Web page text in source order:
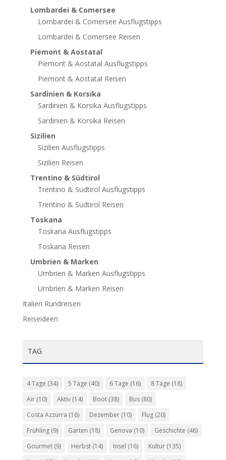
Lombardei & Comersee
Lombardei & Comersee Ausflugstipps
Lombardei & Comersee Reisen
Piemont & Aostatal
Piemont & Aostatal Ausflugstipps
Piemont & Aostatal Reisen
Sardinien & Korsika
Sardinien & Korsika Ausflugstipps
Sardinien & Korsika Reisen
Sizilien
Sizilien Ausflugstipps
Sizilien Reisen
Trentino & Südtirol
Trentino & Südtirol Ausflugstipps
Trentino & Südtirol Reisen
Toskana
Toskana Ausflugstipps
Toskana Reisen
Umbrien & Marken
Umbrien & Marken Ausflugstipps
Umbrien & Marken Reisen
Italien Rundreisen
Reiseideen
TAG
4 Tage (34) 5 Tage (40) 6 Tage (16) 8 Tage (18)
Air(10) Aktiv(14) Boot(38) Bus(80)
Costa Azzurra (16) Dezember(10) Flug(20)
Frühling(9) Garten (18) Genova (10) Geschichte (46)
Gourmet(9) Herbst(14) Insel (16) Kultur(135)